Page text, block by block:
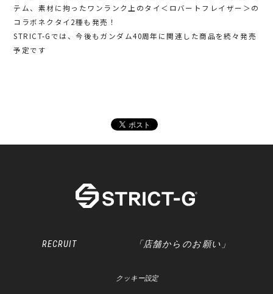
テム、素材に拘ったワンランク上のタイ＜ロバートフレイザー＞の
コラボネクタイ2種も発売！
STRICT-Gでは、今後もガンダム40周年に関連した商品を続々発売
予定です
RECRUIT 「店舗からのお願い」
クッキー設定